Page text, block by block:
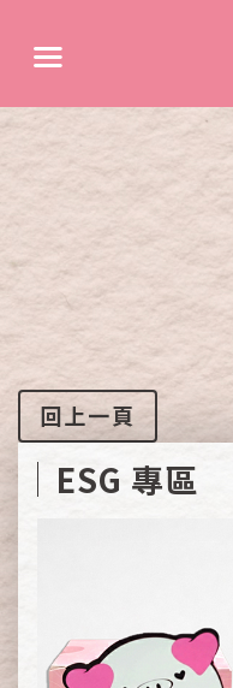
回上一頁
ESG 專區